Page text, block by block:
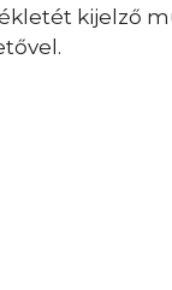
kijelző